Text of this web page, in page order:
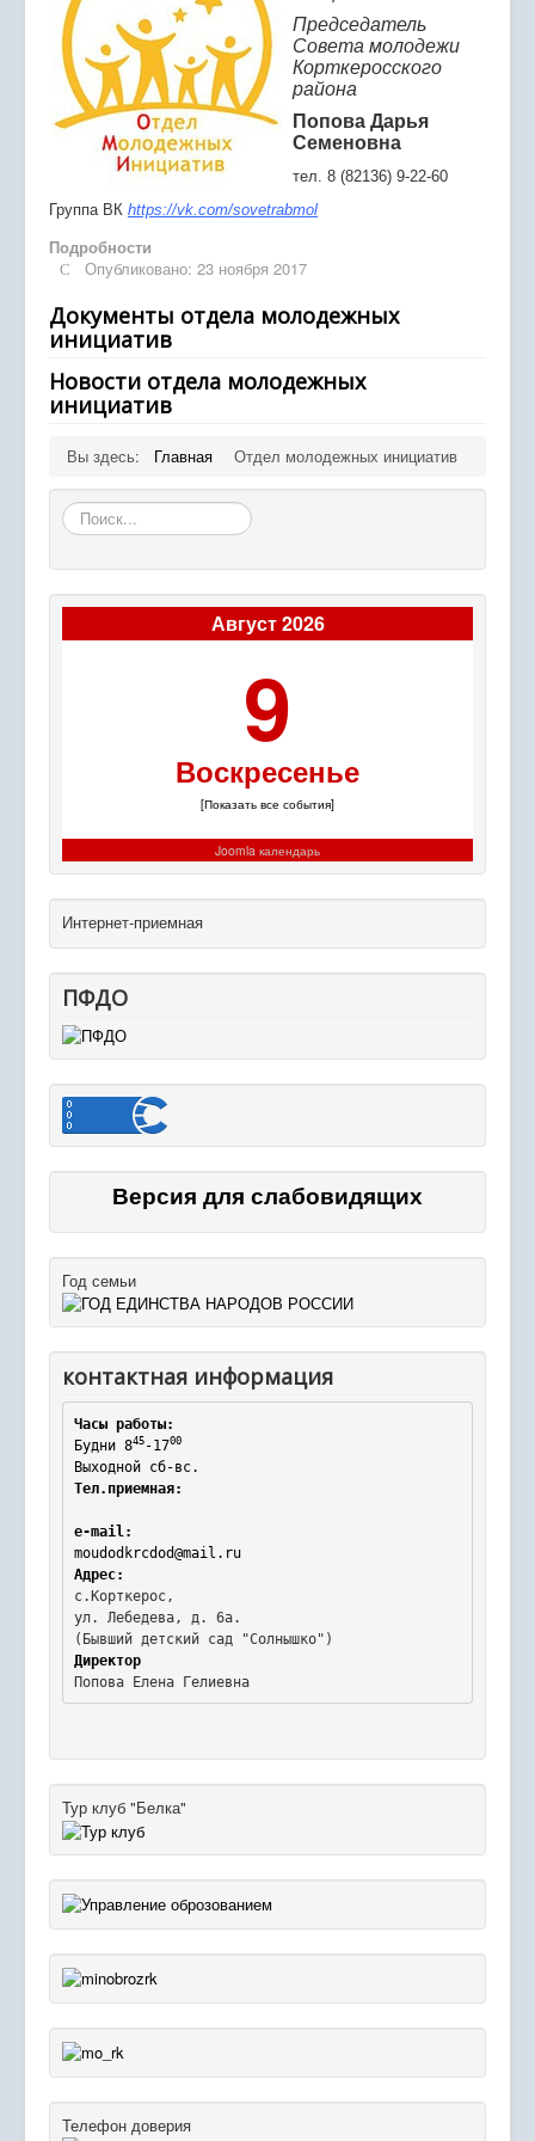
Дистанционное обучение
Экостанция
Программы
Успех каждого ребенка
Родителям
Сведения об организации отдыха детей и их
оздоровления
Проведение дополнительных профилактических
мероприятий
Председатель
Совета молодежи
Корткеросского
района
Попова Дарья
Семеновна
тел. 8 (82136) 9-22-60
Группа ВК https://vk.com/sovetrabmol
Подробности
Опубликовано: 23 ноября 2017
Документы отдела молодежных
инициатив
Новости отдела молодежных
инициатив
Вы здесь: Главная Отдел молодежных инициатив
Искать...
Август 2026
9
Воскресенье
[Показать все события]
Joomla календарь
Интернет-приемная
ПФДО
Версия для слабовидящих
Год семьи
контактная информация
Часы работы:
Будни 845-1700
Выходной сб-вс.
Тел.приемная:
e-mail:
moudodkrcdod@mail.ru
Адрес:
с.Корткерос,
ул. Лебедева, д. 6а.
Директор
Попова Елена Гелиевна
Тур клуб "Белка"
Телефон доверия